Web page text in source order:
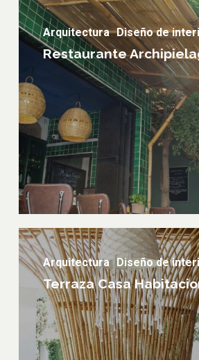
Restaurante
Archipielago
Arquitectura Diseño de
Restaurante
Terraza
casa
habitacion
Arquitectura Diseño de
Terraza Casa